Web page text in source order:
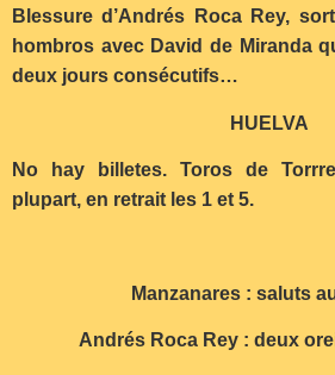
Blessure d’Andrés Roca Rey,
hombros avec David de Miranda
deux jours consécutifs…
HUELVA
No hay billetes. Toros de
plupart, en retrait les 1 et 5.
Manzanares : saluts
Andrés Roca Rey : deux